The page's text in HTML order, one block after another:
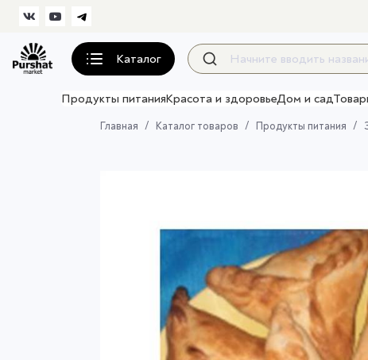
Каталог
Продукты питанияКрасота и здоровьеДом и сад
Главная Каталог товаров Продукты питания